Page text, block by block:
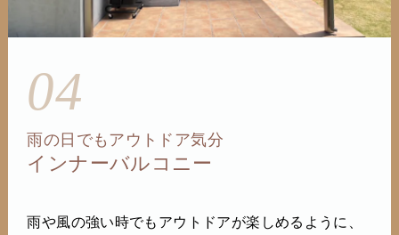
04
雨の日でもアウトドア気分
インナーバルコニー
雨や風の強い時でもアウトドアが楽しめるように、